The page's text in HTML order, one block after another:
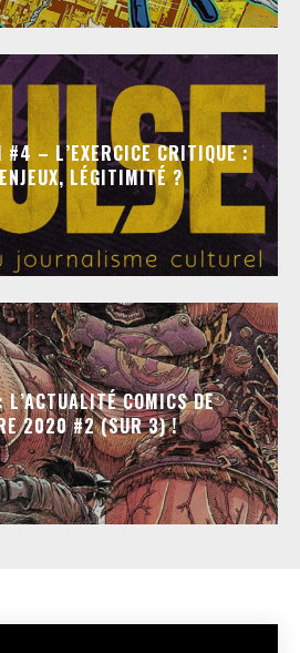
#4 – L’EXERCICE CRITIQUE :
LÉGITIMITÉ ?
L’ACTUALITÉ COMICS DE
2020 #2 (SUR 3) !